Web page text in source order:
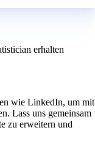
erhalten
wie LinkedIn, um mit
Lass uns gemeinsam
zu erweitern und